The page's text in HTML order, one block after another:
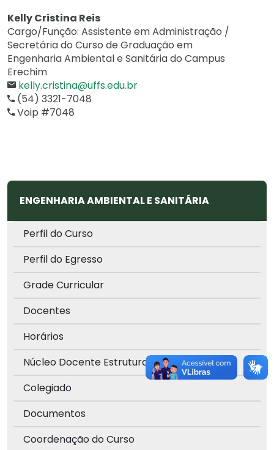
Kelly Cristina Reis
Cargo/Função: Assistente em Administração /
Secretária do Curso de Graduação em
Engenharia Ambiental e Sanitária do Campus
Erechim
kelly.cristina@uffs.edu.br
(54) 3321-7048
Voip #7048
ENGENHARIA AMBIENTAL E SANITÁRIA
Perfil do Curso
Perfil do Egresso
Grade Curricular
Docentes
Horários
Núcleo Docente Estruturante
Colegiado
Documentos
Coordenação do Curso